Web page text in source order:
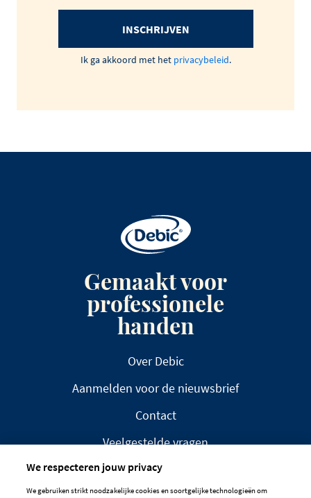
INSCHRIJVEN
Ik ga akkoord met het privacybeleid.
Gemaakt voor
professionele
handen
Over Debic
Aanmelden voor de nieuwsbrief
Contact
Veelgestelde vragen
We respecteren jouw privacy
We gebruiken strikt noodzakelijke cookies en soortgelijke technologieën om